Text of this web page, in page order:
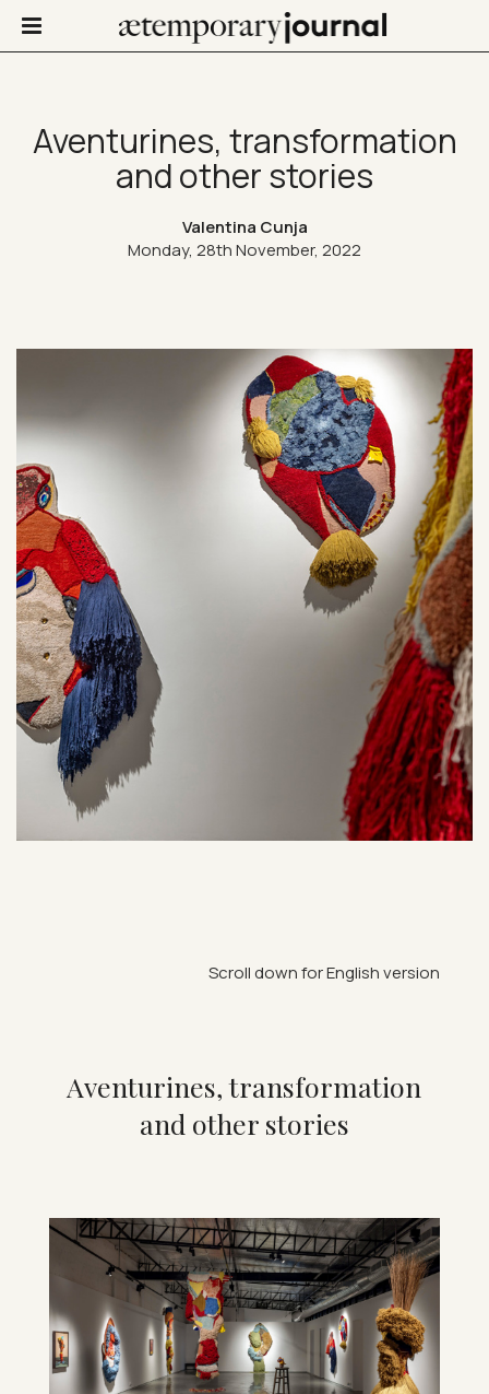
Not Only Design
Art in life
Contacts
Aventurines, transformation
and other stories
Valentina Cunja
Monday, 28th November, 2022
Scroll down for Eng­lish ver­sion
Aven­tur­ines, trans­form­a­tion
and other stor­ies